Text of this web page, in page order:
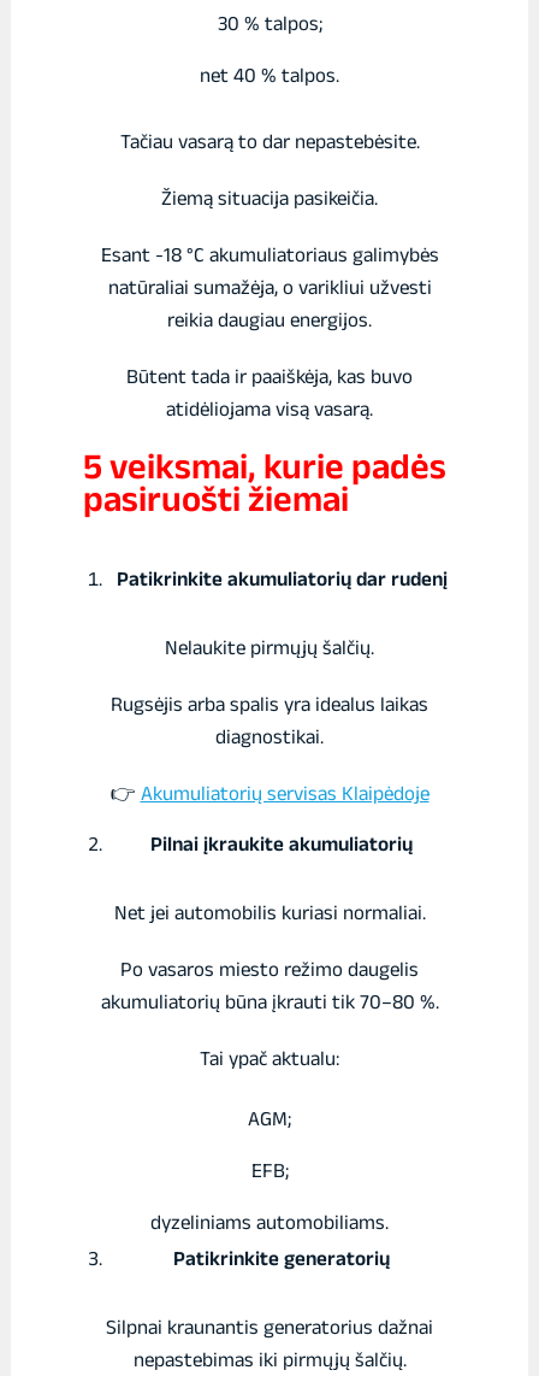
30 % talpos;
net 40 % talpos.
Tačiau vasarą to dar nepastebėsite.
Žiemą situacija pasikeičia.
Esant -18 °C akumuliatoriaus galimybės
natūraliai sumažėja, o varikliui užvesti
reikia daugiau energijos.
Būtent tada ir paaiškėja, kas buvo
atidėliojama visą vasarą.
5 veiksmai, kurie padės
pasiruošti žiemai
Patikrinkite akumuliatorių dar rudenį
Nelaukite pirmųjų šalčių.
Rugsėjis arba spalis yra idealus laikas
diagnostikai.
👉 Akumuliatorių servisas Klaipėdoje
Pilnai įkraukite akumuliatorių
Net jei automobilis kuriasi normaliai.
Po vasaros miesto režimo daugelis
akumuliatorių būna įkrauti tik 70–80 %.
Tai ypač aktualu:
AGM;
EFB;
dyzeliniams automobiliams.
Patikrinkite generatorių
Silpnai kraunantis generatorius dažnai
nepastebimas iki pirmųjų šalčių.